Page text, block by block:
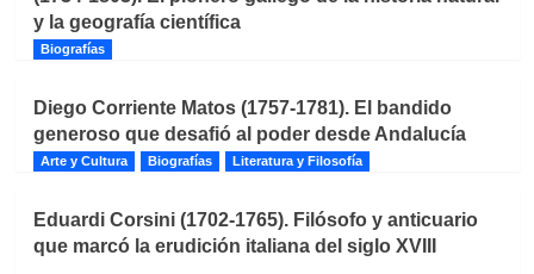
y la geografía científica
Biografías
Diego Corriente Matos (1757-1781). El bandido
generoso que desafió al poder desde Andalucía
Arte y Cultura Biografías Literatura y Filosofía
Eduardi Corsini (1702-1765). Filósofo y anticuario
que marcó la erudición italiana del siglo XVIII